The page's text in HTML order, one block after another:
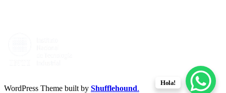
WordPress Theme built by Shufflehound.
Hola!